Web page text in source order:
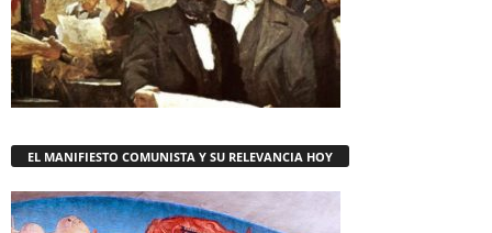
EL MANIFIESTO COMUNISTA Y SU RELEVANCIA HOY